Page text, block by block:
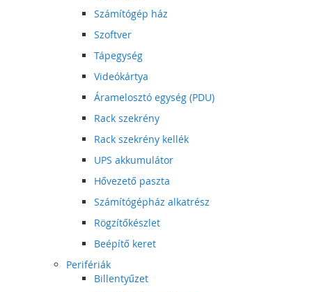
Számítógép ház
Szoftver
Tápegység
Videókártya
Áramelosztó egység (PDU)
Rack szekrény
Rack szekrény kellék
UPS akkumulátor
Hővezető paszta
Számítógépház alkatrész
Rögzítőkészlet
Beépítő keret
Perifériák
Billentyűzet